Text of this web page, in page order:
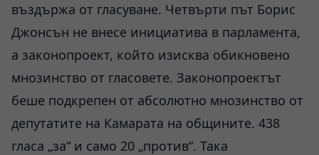
въздържа от гласуване. Четвърти път Борис
Джонсън не внесе инициатива в парламента,
а законопроект, който изисква обикновено
мнозинство от гласовете. Законопроектът
беше подкрепен от абсолютно мнозинство от
депутатите на Камарата на общините. 438
гласа „за“ и само 20 „против“. Така